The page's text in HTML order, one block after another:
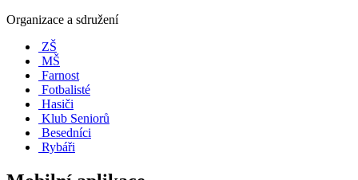
Organizace a sdružení
ZŠ
MŠ
Farnost
Fotbalisté
Hasiči
Klub Seniorů
Besedníci
Rybáři